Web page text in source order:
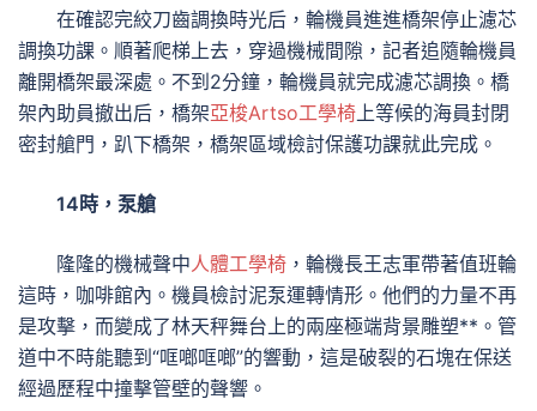
在確認完絞刀齒調換時光后，輪機員進進橋架停止濾芯
調換功課。順著爬梯上去，穿過機械間隙，記者追隨輪機員
離開橋架最深處。不到2分鐘，輪機員就完成濾芯調換。橋
架內助員撤出后，橋架亞梭Artso工學椅上等候的海員封閉
密封艙門，趴下橋架，橋架區域檢討保護功課就此完成。
14時，泵艙
隆隆的機械聲中人體工學椅 ，輪機長王志軍帶著值班輪
這時，咖啡館內。機員檢討泥泵運轉情形。他們的力量不再
是攻擊，而變成了林天秤舞台上的兩座極端背景雕塑**。管
道中不時能聽到“哐啷哐啷”的響動，這是破裂的石塊在保送
經過歷程中撞擊管壁的聲響。